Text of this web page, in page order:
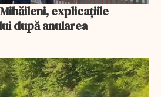
după anularea